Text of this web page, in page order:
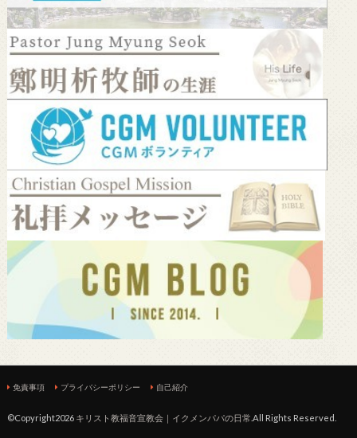
免責事項 プライバシーポリシー 自己紹介
©Copyright2026 キリスト教福音宣教会｜イクメンパパの日常 .All Rights Reserved.